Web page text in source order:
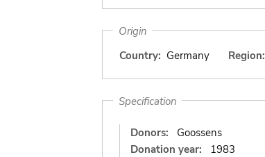
Origin
Country: Germany Region:
Specification
Donors:
Goossens
Donation year:
1983